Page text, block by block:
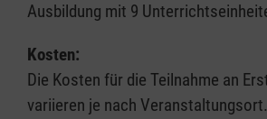
Ausbildung mit 9
Kosten:
Die Kosten für die Teilnahme an
variieren je nach